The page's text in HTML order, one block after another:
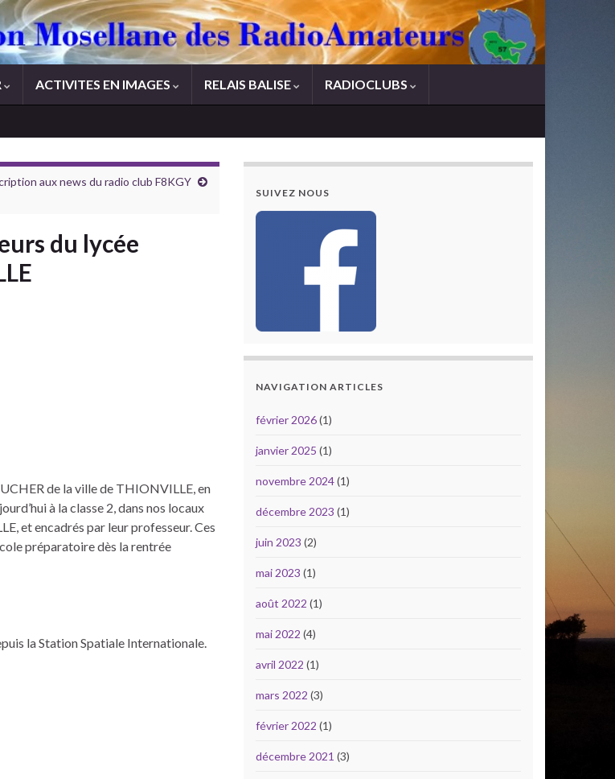
ACTIVITES EN IMAGES RELAIS BALISE RADIOCLUBS
aux news du radio club F8KGY
du lycée
de la ville de THIONVILLE, en
à la classe 2, dans nos locaux
et encadrés par leur professeur. Ces
préparatoire dès la rentrée
la Station Spatiale Internationale.
SUIVEZ NOUS
NAVIGATION ARTICLES
février 2026(1)
janvier 2025 (1)
novembre 2024(1)
décembre 2023 (1)
juin 2023 (2)
mai 2023 (1)
août 2022 (1)
mai 2022 (4)
avril 2022 (1)
mars 2022 (3)
février 2022 (1)
décembre 2021 (3)